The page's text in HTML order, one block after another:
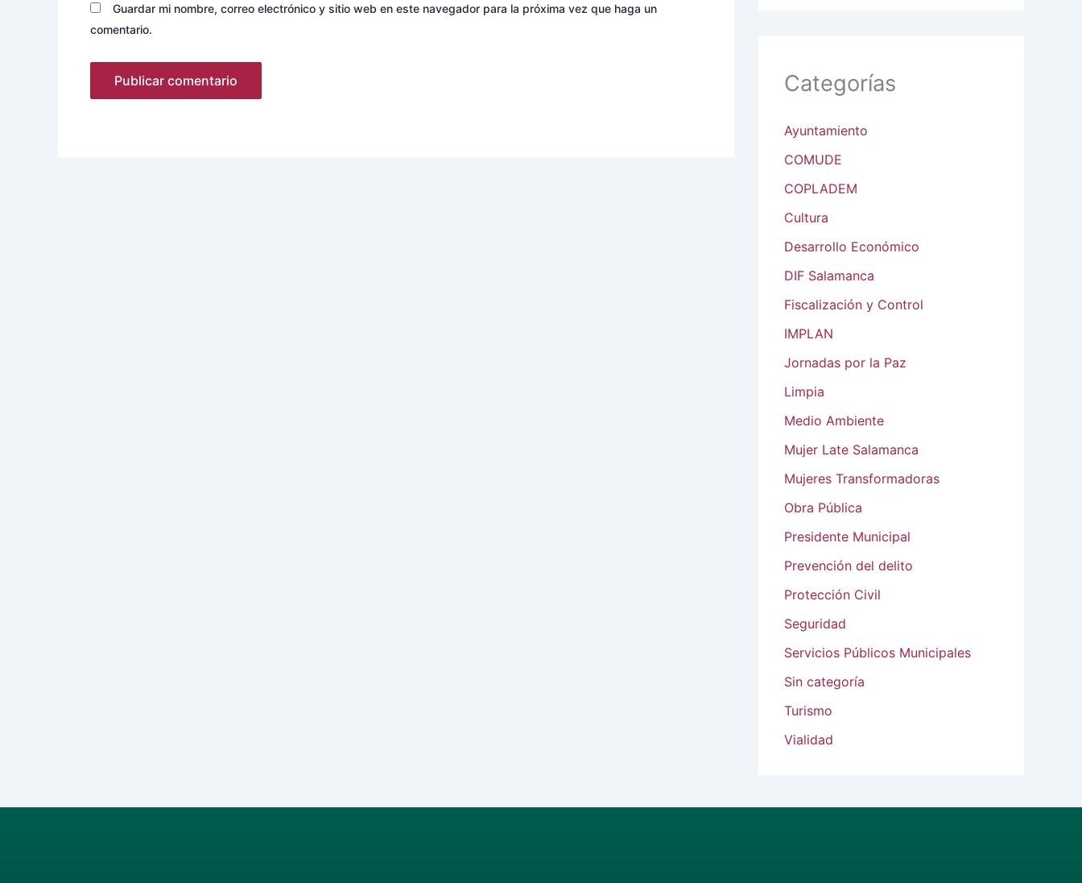
Guardar mi nombre, correo electrónico y sitio web en este navegador para la próxima vez que haga un
comentario.
Categorías
Ayuntamiento
COMUDE
COPLADEM
Cultura
Desarrollo Económico
DIF Salamanca
Fiscalización y Control
IMPLAN
Jornadas por la Paz
Limpia
Medio Ambiente
Mujer Late Salamanca
Mujeres Transformadoras
Obra Pública
Presidente Municipal
Prevención del delito
Protección Civil
Seguridad
Servicios Públicos Municipales
Sin categoría
Turismo
Vialidad